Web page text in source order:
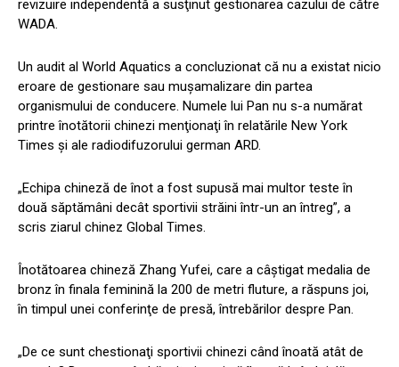
revizuire independentă a susţinut gestionarea cazului de către
WADA.
Un audit al World Aquatics a concluzionat că nu a existat nicio
eroare de gestionare sau muşamalizare din partea
organismului de conducere. Numele lui Pan nu s-a numărat
printre înotătorii chinezi menţionaţi în relatările New York
Times şi ale radiodifuzorului german ARD.
„Echipa chineză de înot a fost supusă mai multor teste în
două săptămâni decât sportivii străini într-un an întreg”, a
scris ziarul chinez Global Times.
Înotătoarea chineză Zhang Yufei, care a câştigat medalia de
bronz în finala feminină la 200 de metri fluture, a răspuns joi,
în timpul unei conferinţe de presă, întrebărilor despre Pan.
„De ce sunt chestionaţi sportivii chinezi când înoată atât de